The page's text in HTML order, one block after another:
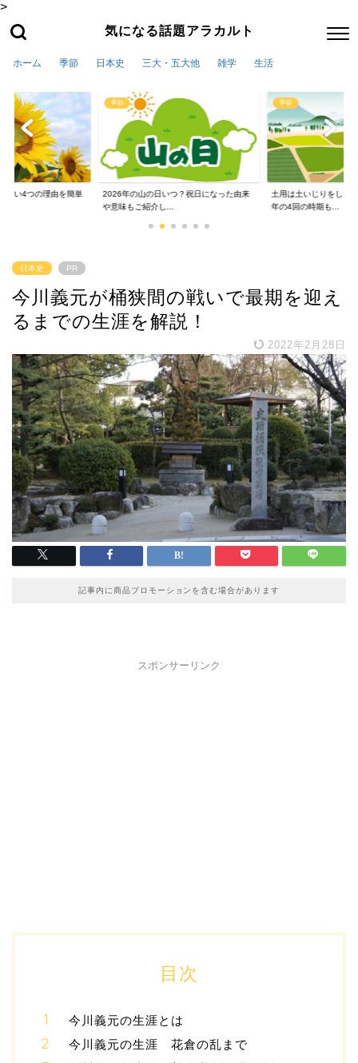
>
気になる話題アラカルト
ホーム 季節 日本史 三大・五大他 雑学 生活
ない4つの理由を簡単
季節
2026年の山の日いつ？祝日になった由来
や意味もご紹介し...
季節
土用は土いじりをして
年の4回の時期も...
日本史 PR
今川義元が桶狭間の戦いで最期を迎え
るまでの生涯を解説！
2022年2月28日
記事内に商品プロモーションを含む場合があります
スポンサーリンク
目次
今川義元の生涯とは
今川義元の生涯 花倉の乱まで